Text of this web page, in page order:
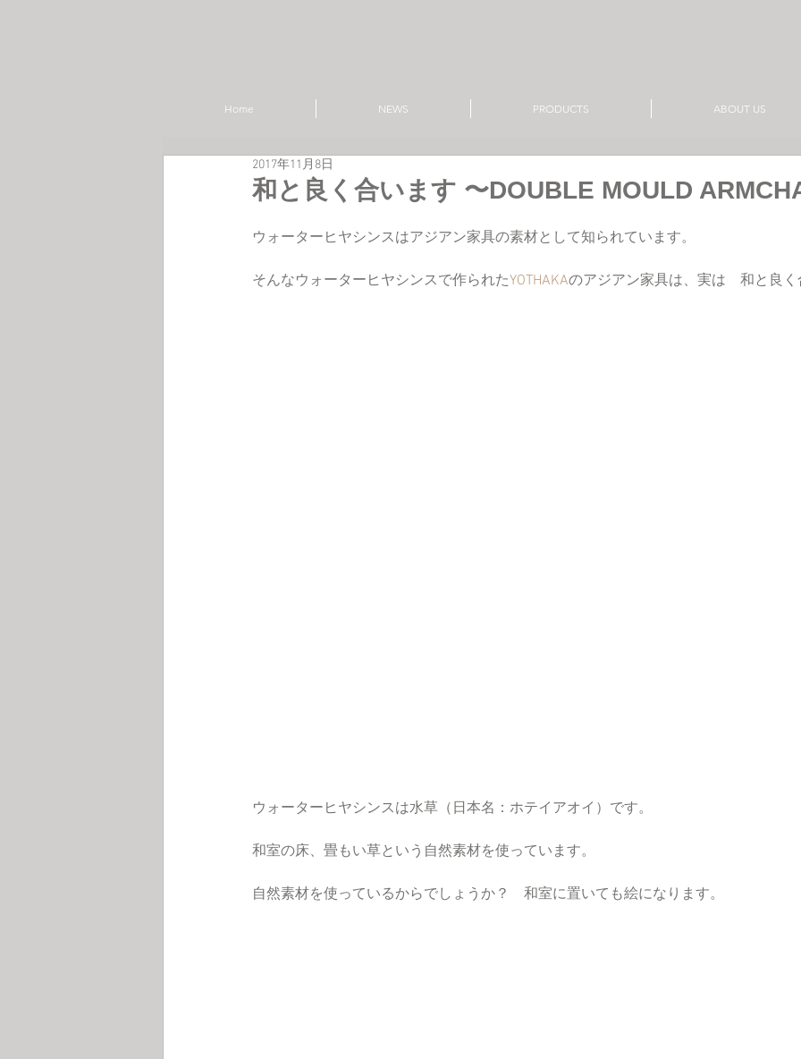
Home NEWS PRODUCTS ABOUT US
和と良く合います 〜DOUBLE MOULD
2017年11月8日
ウォーターヒヤシンスはアジアン家具の素材として知られています。
そんなウォーターヒヤシンスで作られたYOTHAKAのアジアン家具は、実は　和と良く
ウォーターヒヤシンスは水草（日本名：ホテイアオイ）です。
和室の床、畳もい草という自然素材を使っています。
自然素材を使っているからでしょうか？　和室に置いても絵になります。